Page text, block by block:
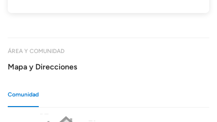
ÁREA Y COMUNIDAD
Mapa y Direcciones
Comunidad